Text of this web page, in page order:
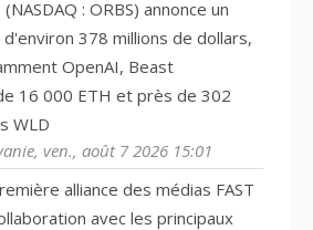
: ORBS) annonce un
378 millions de dollars,
OpenAI, Beast
16 000 ETH et près de 302
WLD
ven., août 7 2026 15:01
alliance des médias FAST
avec les principaux